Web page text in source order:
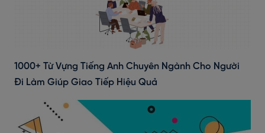
1000+ Từ Vựng Tiếng Anh Chuyên Ngành Cho Người
Đi Làm Giúp Giao Tiếp Hiệu Quả